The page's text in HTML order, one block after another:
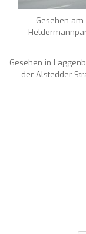
Gesehen am
Gesehen in
der Alstedder